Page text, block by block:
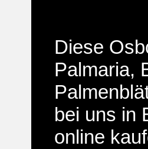
Diese
Palmaria,
bei uns in
online